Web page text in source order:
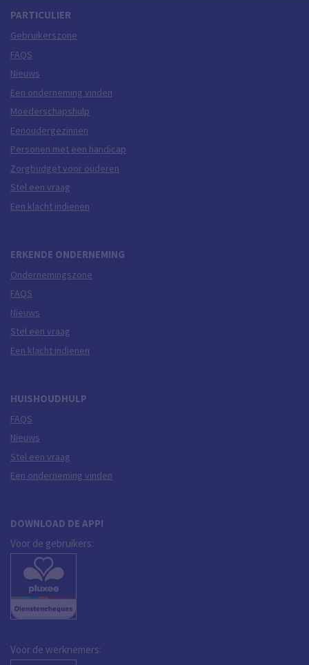
PARTICULIER
Gebruikerszone
FAQS
Nieuws
Een onderneming vinden
Moederschapshulp
Eenoudergezinnen
Personen met een handicap
Zorgbudget voor ouderen
Stel een vraag
Een klacht indienen
ERKENDE ONDERNEMING
Ondernemingszone
FAQS
Nieuws
Stel een vraag
Een klacht indienen
HUISHOUDHULP
FAQS
Nieuws
Stel een vraag
Een onderneming vinden
DOWNLOAD DE APP!
Voor de gebruikers:
Voor de werknemers: